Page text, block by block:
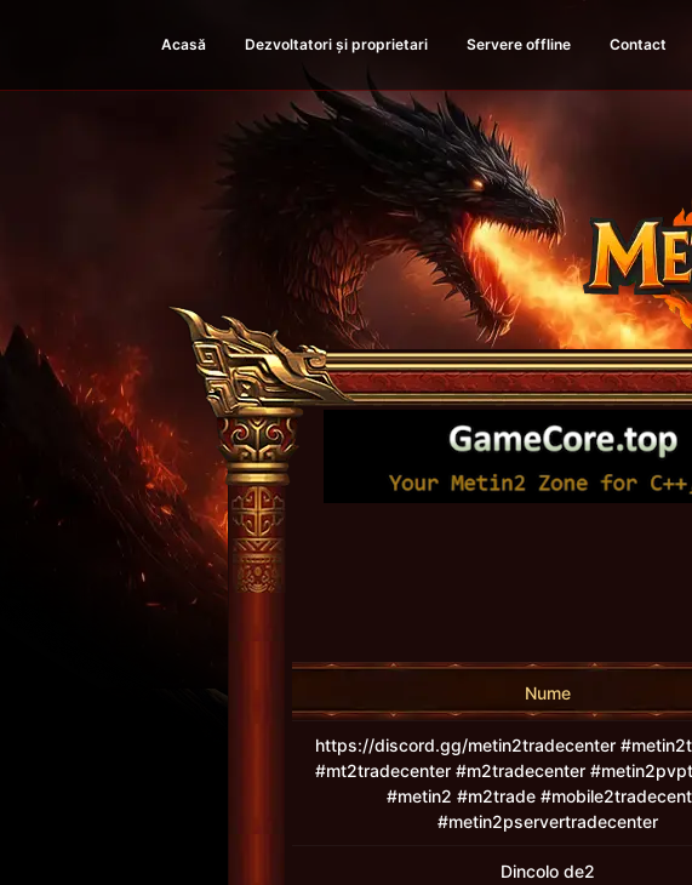
Acasă Dezvoltatori și proprietari Servere offline Contact
Nume
https://discord.gg/metin2tradecenter
#mt2tradecenter #m2tradecenter
#metin2 #m2trade
#metin2pservertradecenter
Dincolo de2